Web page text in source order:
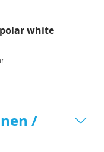
polar white
/